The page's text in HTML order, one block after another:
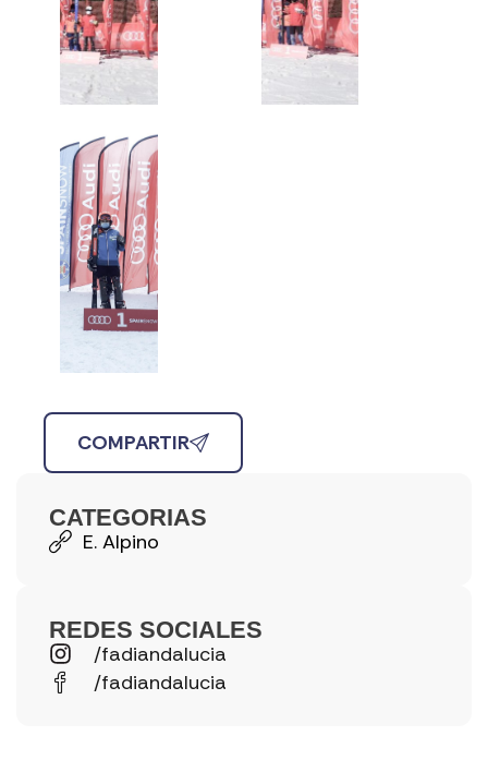
COMPARTIR
CATEGORIAS
E. Alpino
REDES SOCIALES
/fadiandalucia
/fadiandalucia